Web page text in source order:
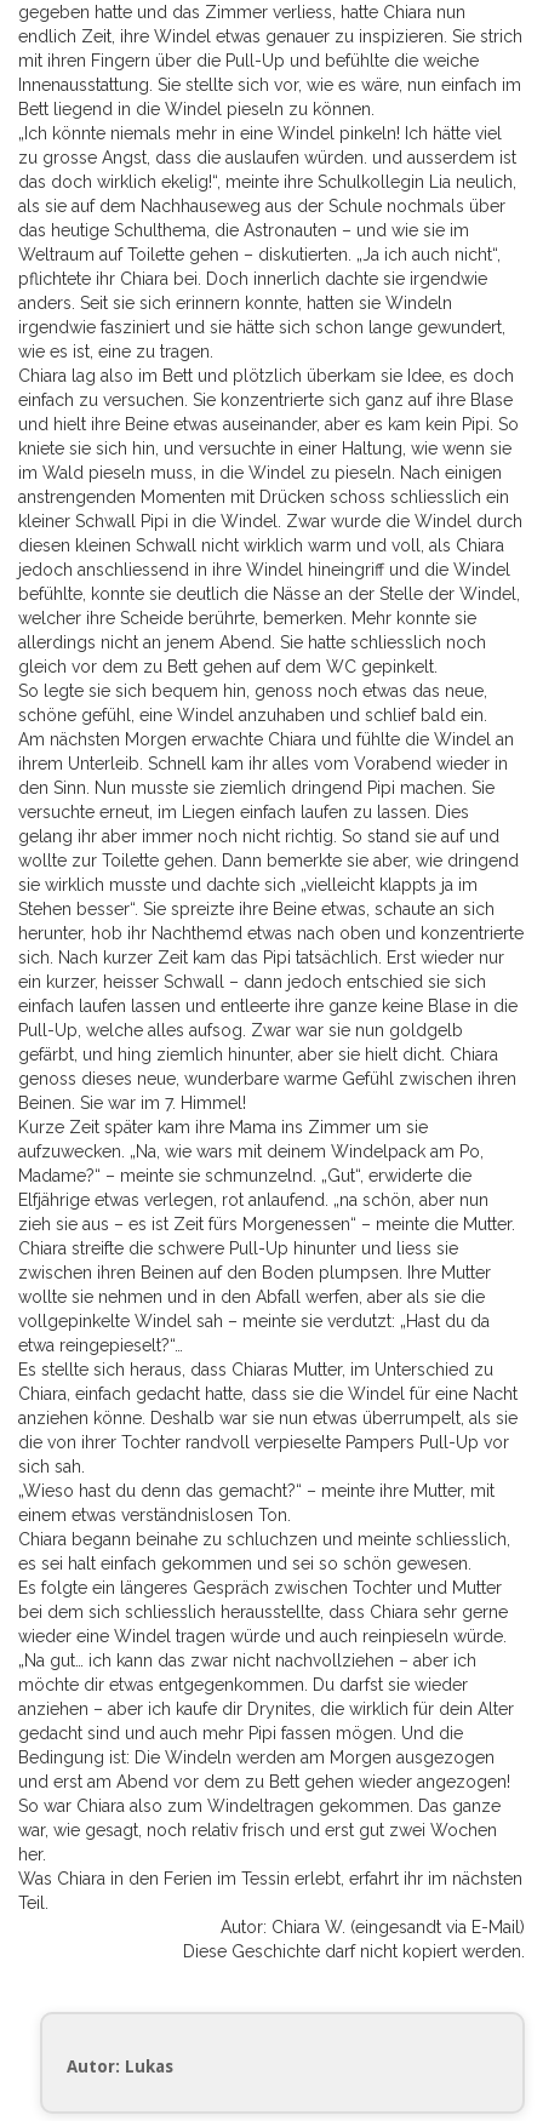
gegeben hatte und das Zimmer verliess, hatte Chiara nun
endlich Zeit, ihre Windel etwas genauer zu inspizieren. Sie strich
mit ihren Fingern über die Pull-Up und befühlte die weiche
Innenausstattung. Sie stellte sich vor, wie es wäre, nun einfach im
Bett liegend in die Windel pieseln zu können.
„Ich könnte niemals mehr in eine Windel pinkeln! Ich hätte viel
zu grosse Angst, dass die auslaufen würden. und ausserdem ist
das doch wirklich ekelig!“, meinte ihre Schulkollegin Lia neulich,
als sie auf dem Nachhauseweg aus der Schule nochmals über
das heutige Schulthema, die Astronauten – und wie sie im
Weltraum auf Toilette gehen – diskutierten. „Ja ich auch nicht“,
pflichtete ihr Chiara bei. Doch innerlich dachte sie irgendwie
anders. Seit sie sich erinnern konnte, hatten sie Windeln
irgendwie fasziniert und sie hätte sich schon lange gewundert,
wie es ist, eine zu tragen.
Chiara lag also im Bett und plötzlich überkam sie Idee, es doch
einfach zu versuchen. Sie konzentrierte sich ganz auf ihre Blase
und hielt ihre Beine etwas auseinander, aber es kam kein Pipi. So
kniete sie sich hin, und versuchte in einer Haltung, wie wenn sie
im Wald pieseln muss, in die Windel zu pieseln. Nach einigen
anstrengenden Momenten mit Drücken schoss schliesslich ein
kleiner Schwall Pipi in die Windel. Zwar wurde die Windel durch
diesen kleinen Schwall nicht wirklich warm und voll, als Chiara
jedoch anschliessend in ihre Windel hineingriff und die Windel
befühlte, konnte sie deutlich die Nässe an der Stelle der Windel,
welcher ihre Scheide berührte, bemerken. Mehr konnte sie
allerdings nicht an jenem Abend. Sie hatte schliesslich noch
gleich vor dem zu Bett gehen auf dem WC gepinkelt.
So legte sie sich bequem hin, genoss noch etwas das neue,
schöne gefühl, eine Windel anzuhaben und schlief bald ein.
Am nächsten Morgen erwachte Chiara und fühlte die Windel an
ihrem Unterleib. Schnell kam ihr alles vom Vorabend wieder in
den Sinn. Nun musste sie ziemlich dringend Pipi machen. Sie
versuchte erneut, im Liegen einfach laufen zu lassen. Dies
gelang ihr aber immer noch nicht richtig. So stand sie auf und
wollte zur Toilette gehen. Dann bemerkte sie aber, wie dringend
sie wirklich musste und dachte sich „vielleicht klappts ja im
Stehen besser“. Sie spreizte ihre Beine etwas, schaute an sich
herunter, hob ihr Nachthemd etwas nach oben und konzentrierte
sich. Nach kurzer Zeit kam das Pipi tatsächlich. Erst wieder nur
ein kurzer, heisser Schwall – dann jedoch entschied sie sich
einfach laufen lassen und entleerte ihre ganze keine Blase in die
Pull-Up, welche alles aufsog. Zwar war sie nun goldgelb
gefärbt, und hing ziemlich hinunter, aber sie hielt dicht. Chiara
genoss dieses neue, wunderbare warme Gefühl zwischen ihren
Beinen. Sie war im 7. Himmel!
Kurze Zeit später kam ihre Mama ins Zimmer um sie
aufzuwecken. „Na, wie wars mit deinem Windelpack am Po,
Madame?“ – meinte sie schmunzelnd. „Gut“, erwiderte die
Elfjährige etwas verlegen, rot anlaufend. „na schön, aber nun
zieh sie aus – es ist Zeit fürs Morgenessen“ – meinte die Mutter.
Chiara streifte die schwere Pull-Up hinunter und liess sie
zwischen ihren Beinen auf den Boden plumpsen. Ihre Mutter
wollte sie nehmen und in den Abfall werfen, aber als sie die
vollgepinkelte Windel sah – meinte sie verdutzt: „Hast du da
etwa reingepieselt?“…
Es stellte sich heraus, dass Chiaras Mutter, im Unterschied zu
Chiara, einfach gedacht hatte, dass sie die Windel für eine Nacht
anziehen könne. Deshalb war sie nun etwas überrumpelt, als sie
die von ihrer Tochter randvoll verpieselte Pampers Pull-Up vor
sich sah.
„Wieso hast du denn das gemacht?“ – meinte ihre Mutter, mit
einem etwas verständnislosen Ton.
Chiara begann beinahe zu schluchzen und meinte schliesslich,
es sei halt einfach gekommen und sei so schön gewesen.
Es folgte ein längeres Gespräch zwischen Tochter und Mutter
bei dem sich schliesslich herausstellte, dass Chiara sehr gerne
wieder eine Windel tragen würde und auch reinpieseln würde.
„Na gut… ich kann das zwar nicht nachvollziehen – aber ich
möchte dir etwas entgegenkommen. Du darfst sie wieder
anziehen – aber ich kaufe dir Drynites, die wirklich für dein Alter
gedacht sind und auch mehr Pipi fassen mögen. Und die
Bedingung ist: Die Windeln werden am Morgen ausgezogen
und erst am Abend vor dem zu Bett gehen wieder angezogen!
So war Chiara also zum Windeltragen gekommen. Das ganze
war, wie gesagt, noch relativ frisch und erst gut zwei Wochen
her.
Was Chiara in den Ferien im Tessin erlebt, erfahrt ihr im nächsten
Teil.
Autor: Chiara W. (eingesandt via E-Mail)
Diese Geschichte darf nicht kopiert werden.
Autor: Lukas